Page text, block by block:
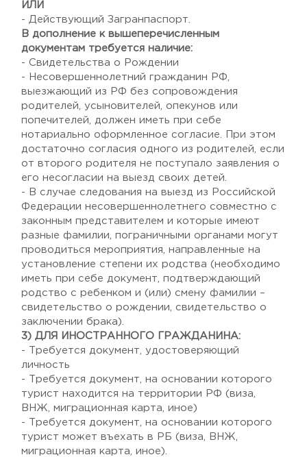
ИЛИ
- Действующий Загранпаспорт.
В дополнение к вышеперечисленным
документам требуется наличие:
- Свидетельства о Рождении
- Несовершеннолетний гражданин РФ,
выезжающий из РФ без сопровождения
родителей, усыновителей, опекунов или
попечителей, должен иметь при себе
нотариально оформленное согласие. При этом
достаточно согласия одного из родителей, если
от второго родителя не поступало заявления о
его несогласии на выезд своих детей.
- В случае следования на выезд из Российской
Федерации несовершеннолетнего совместно с
законным представителем и которые имеют
разные фамилии, пограничными органами могут
проводиться мероприятия, направленные на
установление степени их родства (необходимо
иметь при себе документ, подтверждающий
родство с ребенком и (или) смену фамилии –
свидетельство о рождении, свидетельство о
заключении брака).
3) ДЛЯ ИНОСТРАННОГО ГРАЖДАНИНА:
- Требуется документ, удостоверяющий
личность
- Требуется документ, на основании которого
турист находится на территории РФ (виза,
ВНЖ, миграционная карта, иное)
- Требуется документ, на основании которого
турист может въехать в РБ (виза, ВНЖ,
миграционная карта, иное).